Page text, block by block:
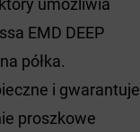
umożliwia
EMD DEEP
półka.
i gwarantuje
proszkowe